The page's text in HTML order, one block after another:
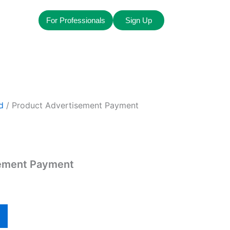
For Professionals Sign Up
/ Product Advertisement Payment
Payment
Payment